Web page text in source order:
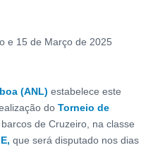
e 15 de Março de 2025
(ANL) estabelece este
do Torneio de
barcos de Cruzeiro, na classe
E, que será disputado nos dias